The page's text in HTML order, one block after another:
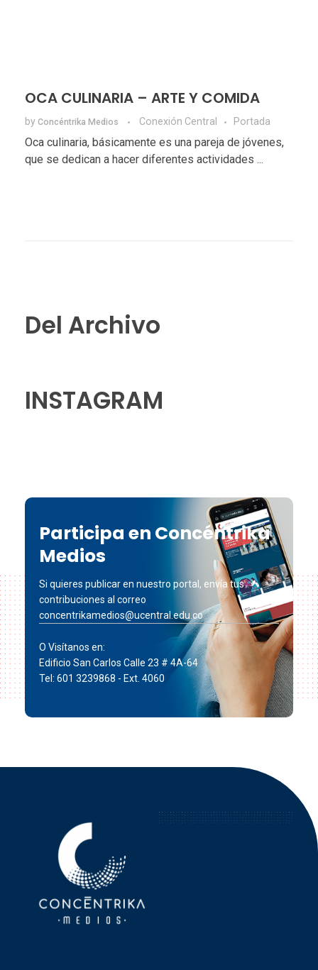
OCA CULINARIA – ARTE Y COMIDA
by Concéntrika Medios Conexión Central Portada
Oca culinaria, básicamente es una pareja de jóvenes,
que se dedican a hacer diferentes actividades ...
Del Archivo
INSTAGRAM
Participa en Concéntrika
Medios
Si quieres publicar en nuestro portal, envía tus
contribuciones al correo
concentrikamedios@ucentral.edu.co
O Visítanos en:
Edificio San Carlos Calle 23 # 4A-64
Tel: 601 3239868 - Ext. 4060